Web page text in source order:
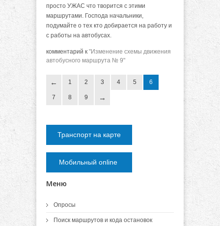
просто УЖАС что творится с этими
маршрутами. Господа начальники,
подумайте о тех кто добирается на работу и
с работы на автобусах.
комментарий к "Изменение схемы движения
автобусного маршрута № 9"
1 2 3 4 5 6
7 8 9
Транспорт на карте
Мобильный online
Меню
Опросы
Поиск маршрутов и кода остановок